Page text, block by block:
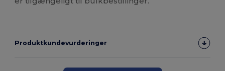
Produktkundevurderinger